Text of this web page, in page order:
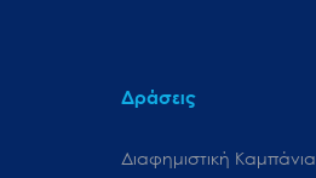
Δράσεις
Διαφημιστική Καμπάνια